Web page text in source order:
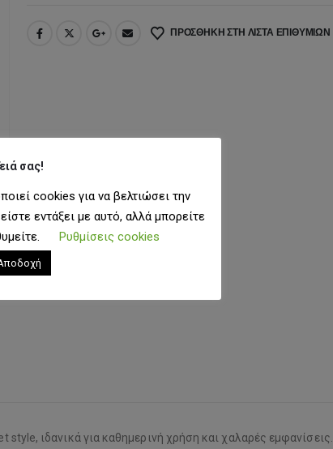
ΠΡΟΣΘΉΚΗ ΣΤΗ ΛΊΣΤΑ ΕΠΙΘΥΜΙΏΝ
ιδανικά για καθημερινή χρήση και χαλαρές εμφανίσεις.
σας!
cookies για να βελτιώσει την
εντάξει με αυτό, αλλά μπορείτε
Ρυθμίσεις cookies